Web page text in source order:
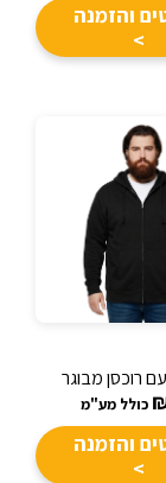
והזמנה
>
רוכסן מבוגר
כולל מע"מ
והזמנה
>